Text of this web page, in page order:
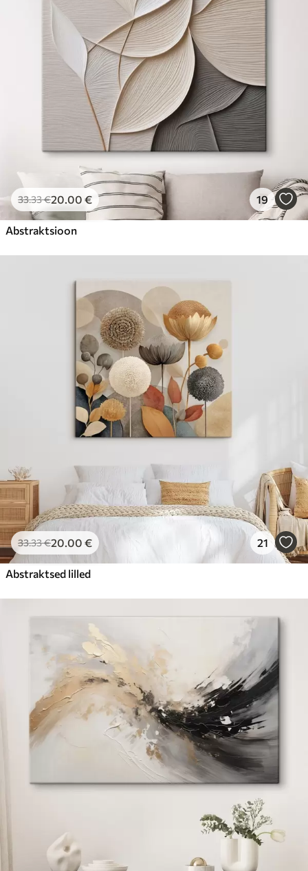
Hind Alates .00
33.33€20.00 € 19
Abstraktsioon
33.33€20.00 € 21
Abstraktsed lilled